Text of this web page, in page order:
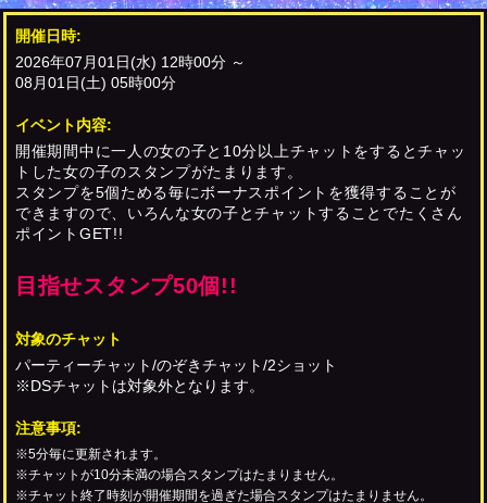
開催日時:
2026年07月01日(水) 12時00分 ～
08月01日(土) 05時00分
イベント内容:
開催期間中に一人の女の子と10分以上チャットをするとチャッ
トした女の子のスタンプがたまります。
スタンプを5個ためる毎にボーナスポイントを獲得することが
できますので、いろんな女の子とチャットすることでたくさん
ポイントGET!!
目指せスタンプ50個!!
対象のチャット
パーティーチャット/のぞきチャット/2ショット
※DSチャットは対象外となります。
注意事項:
※5分毎に更新されます。
※チャットが10分未満の場合スタンプはたまりません。
※チャット終了時刻が開催期間を過ぎた場合スタンプはたまりません。